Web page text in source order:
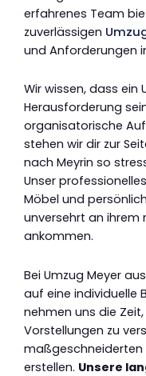
erfahrenes Team
zuverlässigen
und Anforderungen
Wir wissen, dass ein
Herausforderung
organisatorische
stehen wir dir zur
nach Meyrin so
Unser
Möbel und
unversehrt an ihrem
ankommen.
Bei Umzug Meyer
auf eine individuelle
nehmen uns die
Vorstellungen zu
maßgeschneiderten
erstellen. Unsere